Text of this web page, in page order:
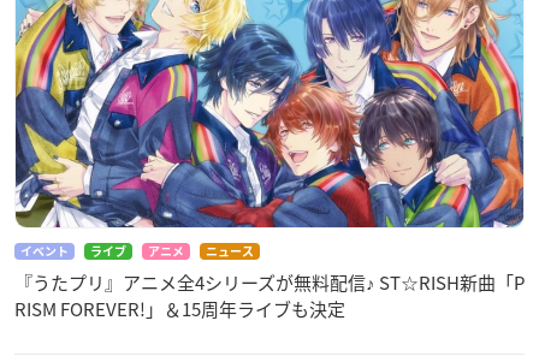
イベント ライブ アニメ ニュース
『うたプリ』アニメ全4シリーズが無料配信♪ ST☆RISH新曲「P
RISM FOREVER!」＆15周年ライブも決定